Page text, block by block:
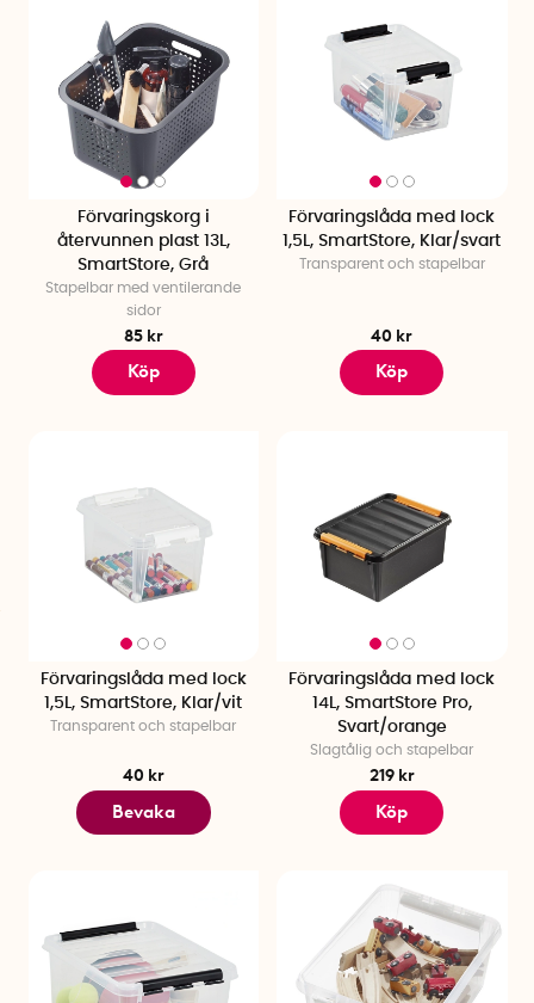
Förvaringskorg i
återvunnen plast 13L,
SmartStore, Grå
Stapelbar med ventilerande
sidor
85 kr
Köp
Förvaringslåda med lock
1,5L, SmartStore, Klar/svart
Transparent och stapelbar
40 kr
Köp
Förvaringslåda med lock
1,5L, SmartStore, Klar/vit
Transparent och stapelbar
40 kr
Bevaka
Förvaringslåda med lock
14L, SmartStore Pro,
Svart/orange
Slagtålig och stapelbar
219 kr
Köp